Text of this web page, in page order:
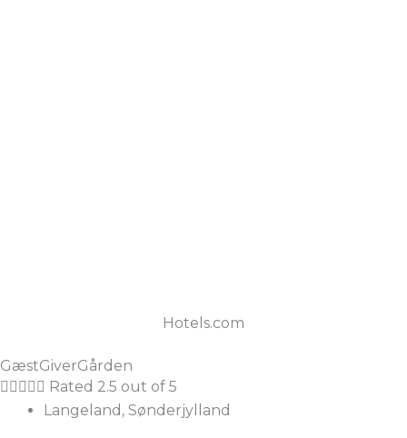
Hotels.com
GæstGiverGården
     Rated 2.5 out of 5
Langeland, Sønderjylland